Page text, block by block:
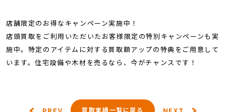
店舗限定のお得なキャンペーン実施中！
店頭買取をご利用いただいたお客様限定の特別キャンペーンも実
施中。特定のアイテムに対する買取額アップの特典をご用意して
います。住宅設備や木材を売るなら、今がチャンスです！
買取実績一覧に戻る